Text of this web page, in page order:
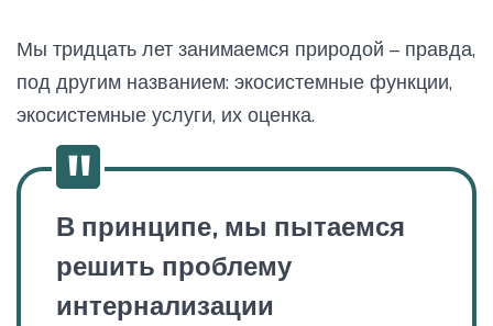
Мы тридцать лет занимаемся природой – правда,
под другим названием: экосистемные функции,
экосистемные услуги, их оценка.
В принципе, мы пытаемся
решить проблему
интернализации